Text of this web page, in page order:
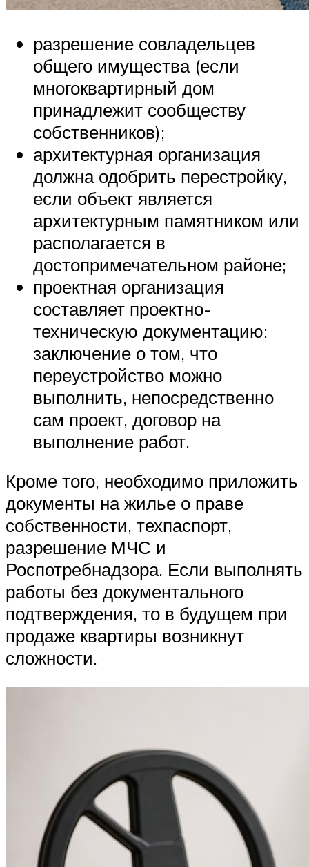
разрешение совладельцев
общего имущества (если
многоквартирный дом
принадлежит сообществу
собственников);
архитектурная организация
должна одобрить перестройку,
если объект является
архитектурным памятником или
располагается в
достопримечательном районе;
проектная организация
составляет проектно-
техническую документацию:
заключение о том, что
переустройство можно
выполнить, непосредственно
сам проект, договор на
выполнение работ.
Кроме того, необходимо приложить
документы на жилье о праве
собственности, техпаспорт,
разрешение МЧС и
Роспотребнадзора. Если выполнять
работы без документального
подтверждения, то в будущем при
продаже квартиры возникнут
сложности.